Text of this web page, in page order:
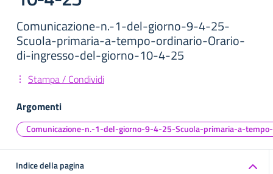
Comunicazione-n.-1-del-giorno-9-4-25-
Scuola-primaria-a-tempo-ordinario-Orario-
di-ingresso-del-giorno-10-4-25
Stampa / Condividi
Argomenti
Comunicazione-n.-1-del-giorno-9-4-25-Scuola-primaria-a-
Indice della pagina